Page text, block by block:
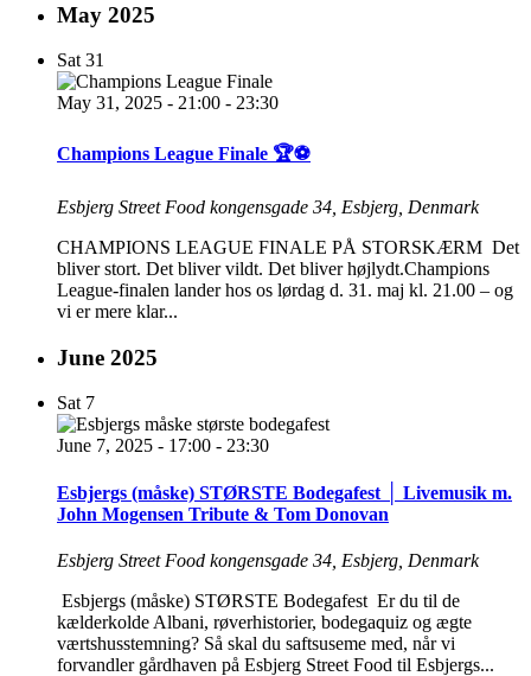
May 2025
Sat 31
May 31, 2025 - 21:00 - 23:30
Champions League Finale 🏆⚽
Esbjerg Street Food kongensgade 34, Esbjerg, Denmark
CHAMPIONS LEAGUE FINALE PÅ STORSKÆRM Det
bliver stort. Det bliver vildt. Det bliver højlydt.Champions
League-finalen lander hos os lørdag d. 31. maj kl. 21.00 – og
vi er mere klar...
June 2025
Sat 7
June 7, 2025 - 17:00 - 23:30
Esbjergs (måske) STØRSTE Bodegafest │ Livemusik m.
John Mogensen Tribute & Tom Donovan
Esbjerg Street Food kongensgade 34, Esbjerg, Denmark
Esbjergs (måske) STØRSTE Bodegafest Er du til de
kælderkolde Albani, røverhistorier, bodegaquiz og ægte
værtshusstemning? Så skal du saftsuseme med, når vi
forvandler gårdhaven på Esbjerg Street Food til Esbjergs...